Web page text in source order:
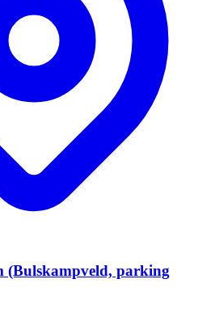
(Bulskampveld, parking